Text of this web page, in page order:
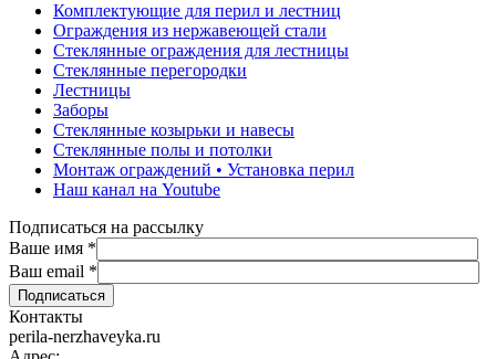
Комплектующие для перил и лестниц
Ограждения из нержавеющей стали
Стеклянные ограждения для лестницы
Стеклянные перегородки
Лестницы
Заборы
Стеклянные козырьки и навесы
Стеклянные полы и потолки
Монтаж ограждений • Установка перил
Наш канал на Youtube
Подписаться на рассылку
Ваше имя *
Ваш email *
Контакты
perila-nerzhaveyka.ru